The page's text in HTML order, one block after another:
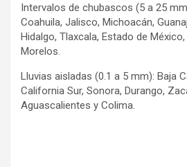
Intervalos de chubascos (5 a 25
Coahuila, Jalisco, Michoacán,
Hidalgo, Tlaxcala, Estado de
Morelos.
Lluvias aisladas (0.1 a 5 mm): Baja
California Sur, Sonora, Durango,
Aguascalientes y Colima.